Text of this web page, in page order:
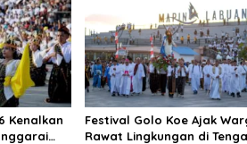
Kenalkan
Festival Golo Koe Ajak
Rawat Lingkungan di